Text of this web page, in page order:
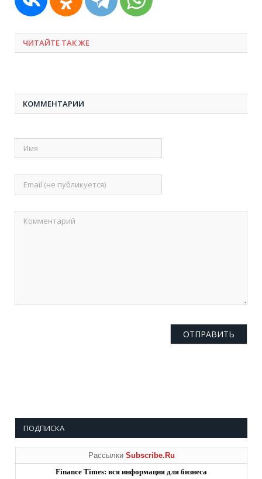
ЧИТАЙТЕ ТАК ЖЕ
КОММЕНТАРИИ
ПОДПИСКА
Рассылки Subscribe.Ru
Finance Times: вся информация для бизнеса